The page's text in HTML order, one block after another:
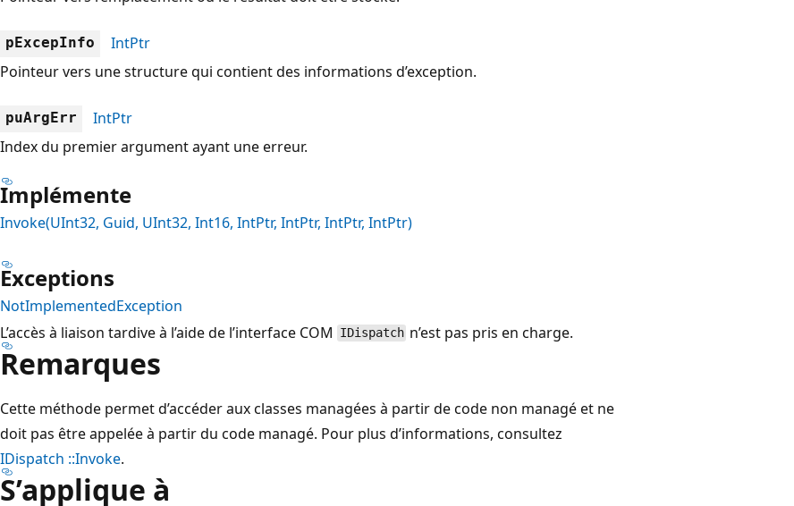
pExcepInfo
IntPtr
Pointeur vers une structure qui contient des informations d’exception.
puArgErr
IntPtr
Index du premier argument ayant une erreur.
Implémente
Invoke(UInt32, Guid, UInt32, Int16, IntPtr, IntPtr, IntPtr, IntPtr)
Exceptions
NotImplementedException
L’accès à liaison tardive à l’aide de l’interface COM
IDispatch n’est pas pris en charge.
Remarques
Cette méthode permet d’accéder aux classes managées à partir de code non managé et ne
doit pas être appelée à partir du code managé. Pour plus d’informations, consultez
IDispatch ::Invoke.
S’applique à